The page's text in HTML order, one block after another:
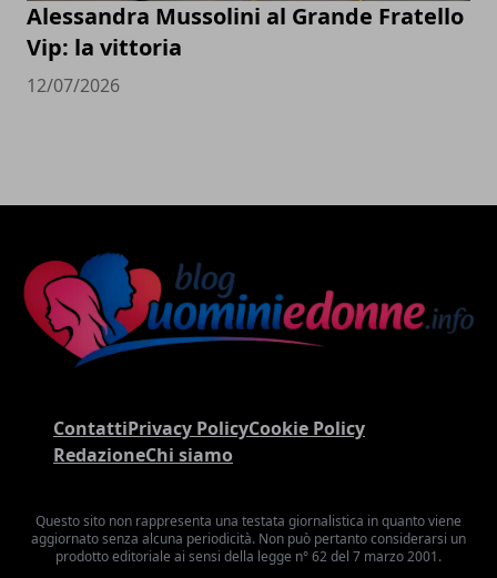
Alessandra Mussolini al Grande Fratello
Vip: la vittoria
12/07/2026
ContattiPrivacy PolicyCookie Policy
RedazioneChi siamo
Questo sito non rappresenta una testata giornalistica in quanto viene
aggiornato senza alcuna periodicità. Non può pertanto considerarsi un
prodotto editoriale ai sensi della legge n° 62 del 7 marzo 2001.